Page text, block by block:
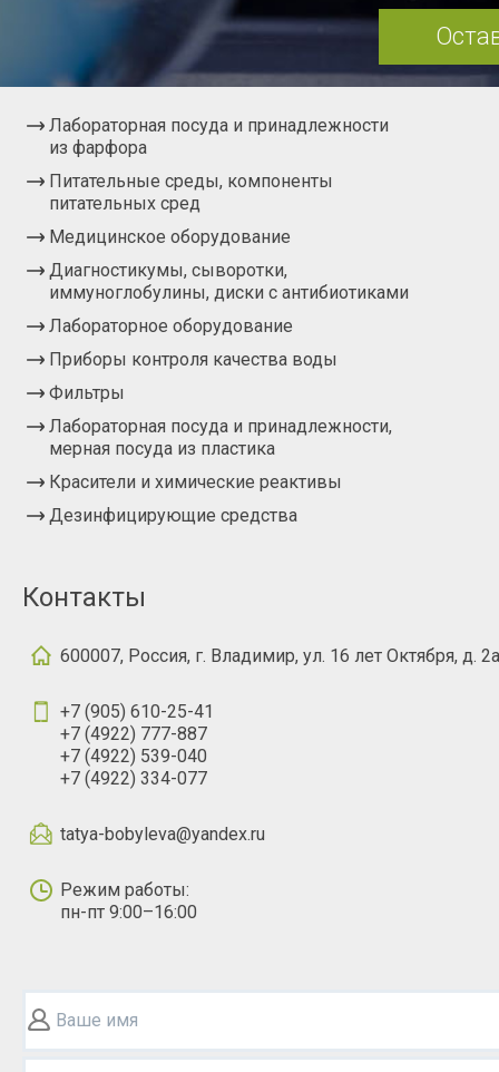
Лабораторная посуда и принадлежности
из фарфора
Питательные среды, компоненты
питательных сред
Медицинское оборудование
Диагностикумы, сыворотки,
иммуноглобулины, диски с антибиотиками
Лабораторное оборудование
Приборы контроля качества воды
Фильтры
Лабораторная посуда и принадлежности,
мерная посуда из пластика
Красители и химические реактивы
Дезинфицирующие средства
Контакты
600007, Россия, г. Владимир, ул. 16 лет Октября, д. 2а
+7 (905) 610-25-41
+7 (4922) 777-887
+7 (4922) 539-040
+7 (4922) 334-077
tatya-bobyleva@yandex.ru
Режим работы:
пн-пт 9:00–16:00
Ваше имя